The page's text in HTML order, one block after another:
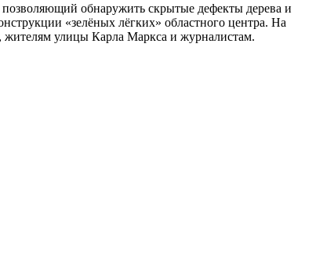
обнаружить скрытые дефекты дерева и
«зелёных лёгких» областного центра. На
жителям улицы Карла Маркса и журналистам.